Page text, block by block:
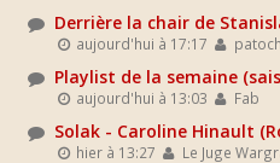
Derrière la chair de
aujourd'hui à 17:17
Playlist de la semaine
aujourd'hui à 13:03 Fab
Solak - Caroline Hinault
hier à 13:27 Le Juge